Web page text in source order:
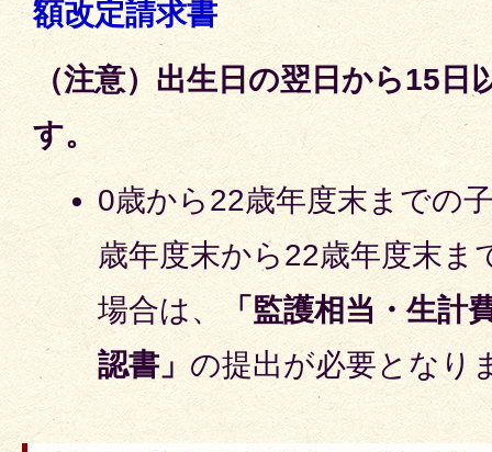
額改定請求書
（注意） 出生日の翌日から15日
す。
0歳から22歳年度末までの
歳年度末から22歳年度末ま
場合は、「監護相当・生計
認書」 の提出が必要となり